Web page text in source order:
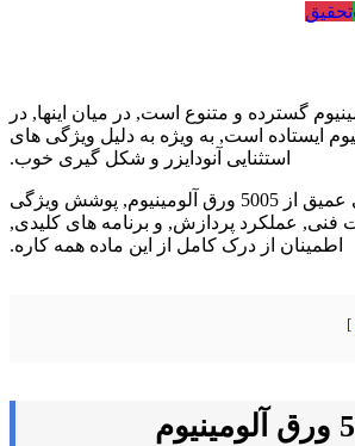
تحقیق
گسترده و متنوع است, در میان اینها, در
ایستاده است, به ویژه به دلیل ویژگی های
استثنایی آنودایزر و شکل گیری خوب.
در این مقاله اکتشافی عمیق از 5005 ورق آلومینیوم, پوشش ویژگی
عملکرد پردازش, و برنامه های کلیدی,
اطمینان از درک کامل از این ماده همه کاره.